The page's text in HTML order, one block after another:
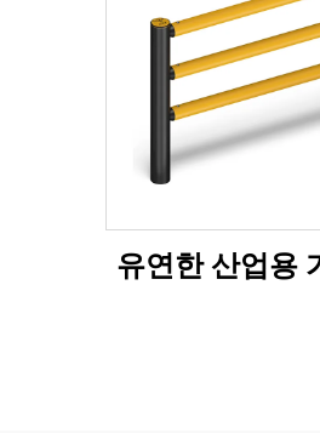
유연한 산업용